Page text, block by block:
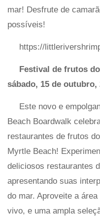
mar! Desfrute de
possíveis!
https://
Festival de frutos
sábado, 15 de outubro,
Este novo e
Beach Boardwalk
restaurantes de frutos
Myrtle Beach!
deliciosos restaurantes
apresentando suas
do mar. Aproveite a
vivo, e uma ampla